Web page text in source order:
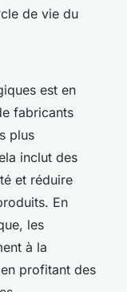
de vie du
est en
fabricants
plus
inclut des
et réduire
En
les
à la
profitant des